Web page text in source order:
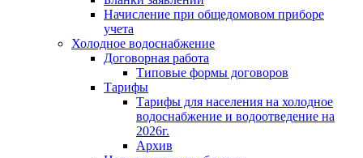
Начисление при общедомовом приборе
учета
Холодное водоснабжение
Договорная работа
Типовые формы договоров
Тарифы
Тарифы для населения на холодное
водоснабжение и водоотведение на
2026г.
Архив